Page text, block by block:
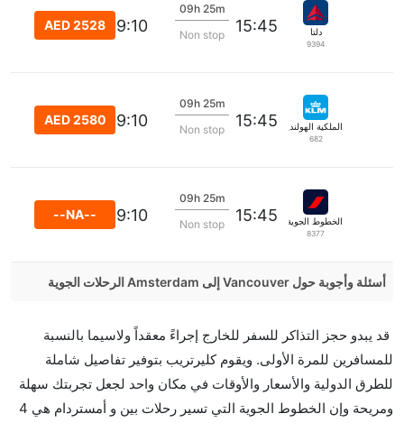
دلتا
9394
15:45
09h 25m
Non stop
09:10
AED 2528
الملكية الهولندية كي إل إم
682
15:45
09h 25m
Non stop
09:10
AED 2580
الخطوط الجوية الفرنسية
8377
15:45
09h 25m
Non stop
09:10
--NA--
أسئلة وأجوبة حول Vancouver إلى Amsterdam الرحلات الجوية
مباشرة من إلىأمستردام مما تستغرقه الخطوط الجوية
الأخرى؟
نعم. توفر كل من Air Transat أسرع رحلات الطيران على
هذا الطريق،
قد يبدو حجز التذاكر للسفر للخارج إجراءً معقداً ولاسيما بالنسبة
للمسافرين للمرة الأولى. ويقوم كليرتريب بتوفير تفاصيل شاملة
للطرق الدولية والأسعار والأوقات في مكان واحد لجعل تجربتك سهلة
ومريحة وإن الخطوط الجوية التي تسير رحلات بين و أمستردام هي 4